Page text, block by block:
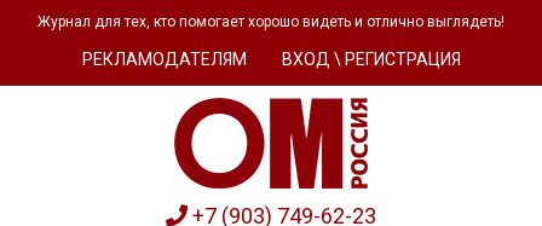
Журнал для тех, кто помогает хорошо видеть и отлично выглядеть!
РЕКЛАМОДАТЕЛЯМ ВХОД \ РЕГИСТРАЦИЯ
+7 (903) 749-62-23